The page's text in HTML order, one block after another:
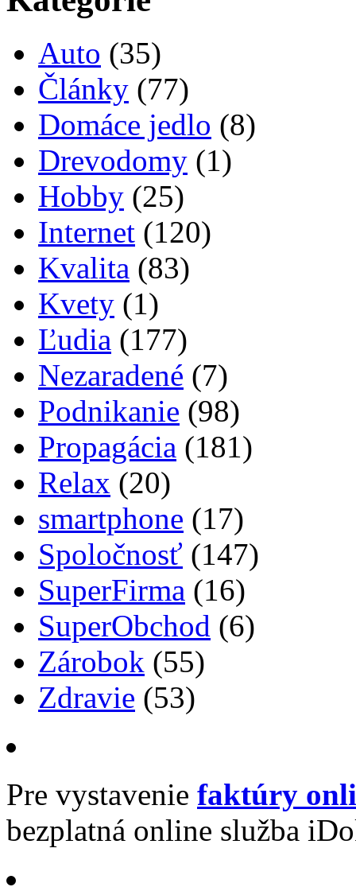
Auto (35)
Články (77)
Domáce jedlo (8)
Drevodomy (1)
Hobby (25)
Internet (120)
Kvalita (83)
Kvety (1)
Ľudia (177)
Nezaradené (7)
Podnikanie (98)
Propagácia (181)
Relax (20)
smartphone (17)
Spoločnosť (147)
SuperFirma (16)
SuperObchod (6)
Zárobok (55)
Zdravie (53)
Pre vystavenie faktúry
bezplatná online služba